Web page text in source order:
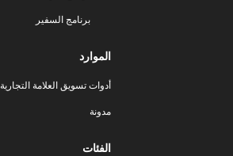
برنامج السفير
الموارد
أدوات تسويق العلامة التجارية
مدونة
الفئات